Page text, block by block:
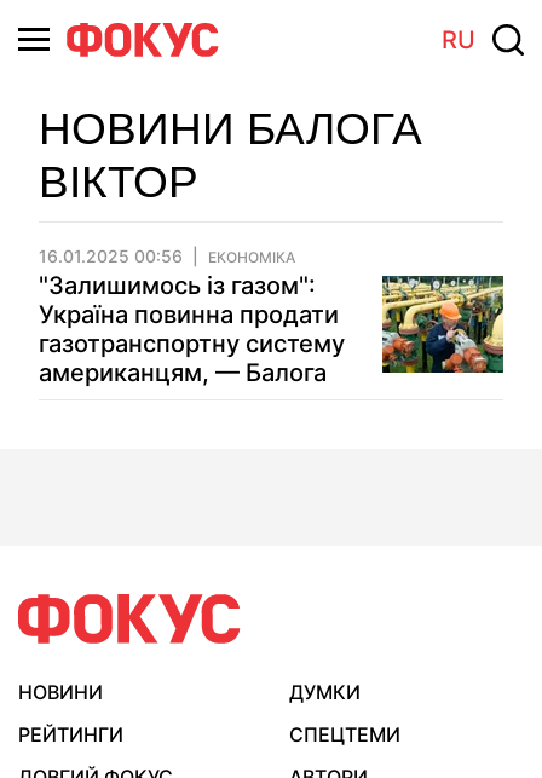
RU
НОВИНИ БАЛОГА
ВІКТОР
16.01.2025 00:56 ЕКОНОМІКА
"Залишимось із газом":
Україна повинна продати
газотранспортну систему
американцям, — Балога
НОВИНИ
ДУМКИ
РЕЙТИНГИ
СПЕЦТЕМИ